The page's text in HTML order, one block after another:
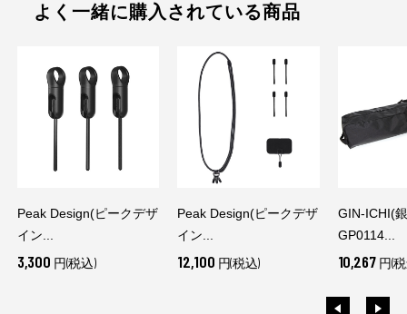
よく一緒に購入されている商品
Peak Design(ピークデザ
イン...
3,300 円(税込)
Peak Design(ピークデザ
イン...
12,100 円(税込)
GIN-ICHI(
GP0114...
10,267 円(